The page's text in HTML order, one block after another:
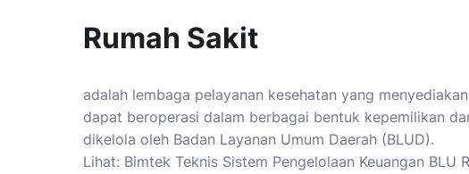
Rumah Sakit
adalah lembaga pelayanan kesehatan yang
dapat beroperasi dalam berbagai bentuk kepemilikan
dikelola oleh Badan Layanan Umum Daerah (BLUD).
Lihat: Bimtek Teknis Sistem Pengelolaan Keuangan BLU